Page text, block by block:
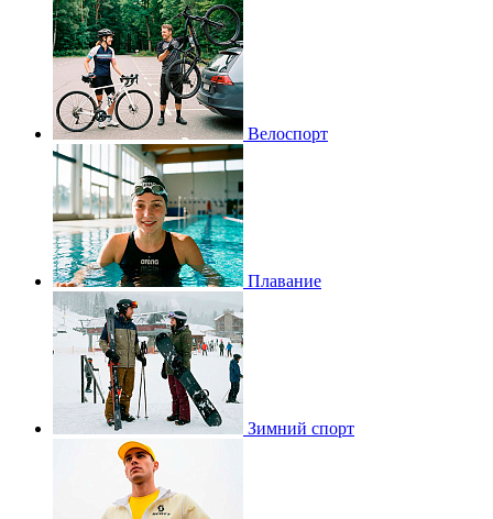
Велоспорт
Плавание
Зимний спорт